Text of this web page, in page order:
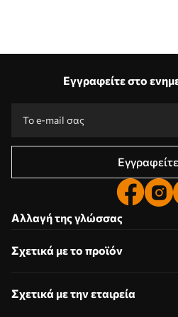
Εγγραφείτε στο
Αλλαγή της γλώσσας
Σχετικά με το προϊόν
Σχετικά με την εταιρεία